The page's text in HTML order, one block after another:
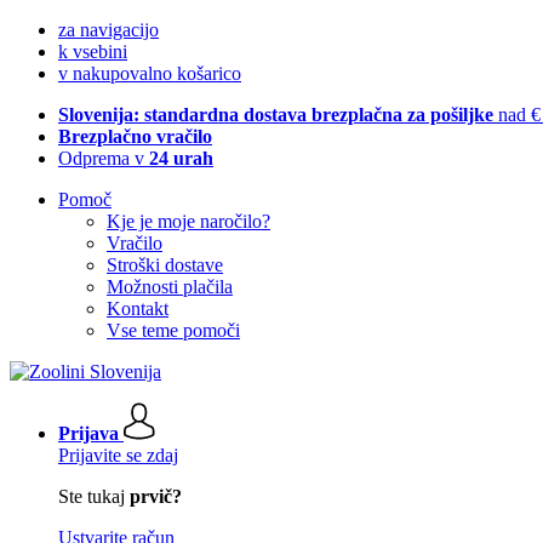
za navigacijo
k vsebini
v nakupovalno košarico
Slovenija: standardna dostava brezplačna za pošiljke nad
Brezplačno vračilo
Odprema v 24 urah
Pomoč
Kje je moje naročilo?
Vračilo
Stroški dostave
Možnosti plačila
Kontakt
Vse teme pomoči
Prijava
Prijavite se zdaj
Ste tukaj prvič?
Ustvarite račun